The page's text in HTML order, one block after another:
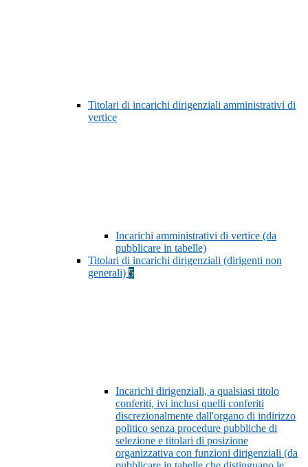
Titolari di incarichi dirigenziali amministrativi di
vertice
Incarichi amministrativi di vertice (da
pubblicare in tabelle)
Titolari di incarichi dirigenziali (dirigenti non
generali) 5
Incarichi dirigenziali, a qualsiasi titolo
conferiti, ivi inclusi quelli conferiti
discrezionalmente dall'organo di indirizzo
politico senza procedure pubbliche di
selezione e titolari di posizione
organizzativa con funzioni dirigenziali (da